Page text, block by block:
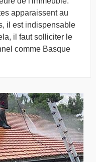
apparaissent au
il est indispensable
il faut solliciter le
comme Basque